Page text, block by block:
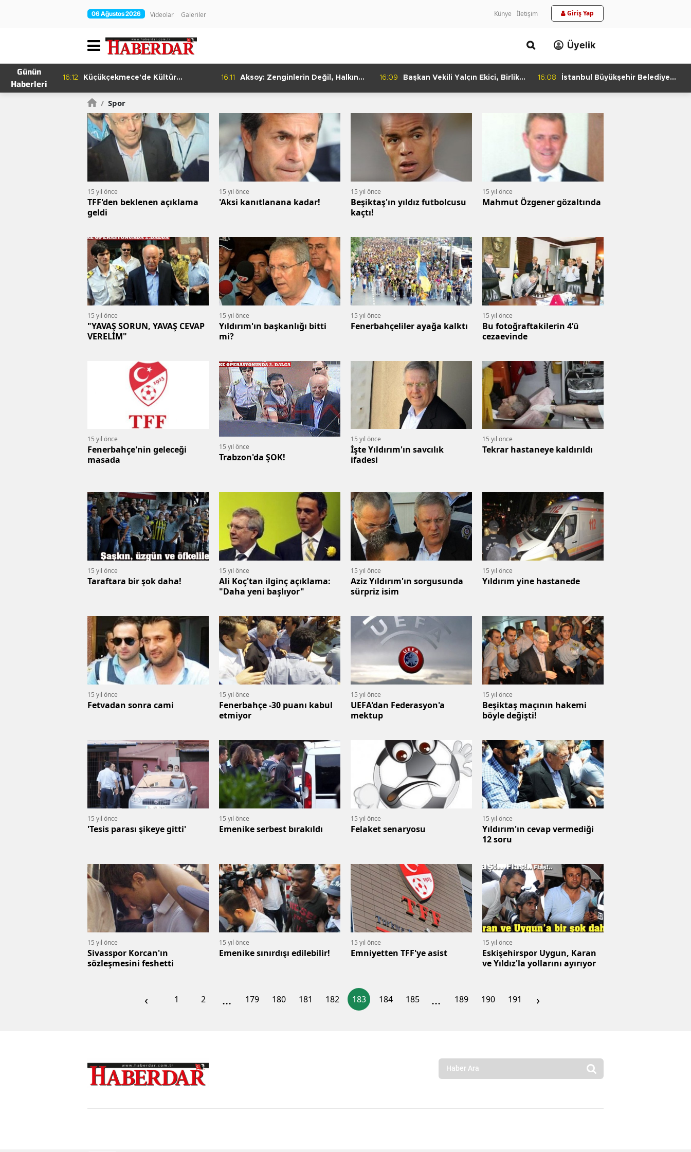
06 Ağustos 2026 Videolar Galeriler Künye İletişim Giriş Yap
Üyelik
Günün
Haberleri
16:12
Küçükçekmece'de Kültür
16:11
Aksoy: Zenginlerin Değil, Halkın
16:09
Başkan Vekili Yalçın Ekici, Birlikte
16:08
İstanbul Büyükşehir Belediye
/ Spor
15 yıl önce
TFF'den beklenen açıklama
geldi
15 yıl önce
'Aksi kanıtlanana kadar!
15 yıl önce
Beşiktaş'ın yıldız futbolcusu
kaçtı!
15 yıl önce
Mahmut Özgener gözaltında
15 yıl önce
"YAVAŞ SORUN, YAVAŞ CEVAP
VERELİM"
15 yıl önce
Yıldırım'ın başkanlığı bitti
mi?
15 yıl önce
Fenerbahçeliler ayağa kalktı
15 yıl önce
Bu fotoğraftakilerin 4’ü
cezaevinde
15 yıl önce
Fenerbahçe'nin geleceği
masada
15 yıl önce
Trabzon'da ŞOK!
15 yıl önce
İşte Yıldırım'ın savcılık
ifadesi
15 yıl önce
Tekrar hastaneye kaldırıldı
15 yıl önce
Taraftara bir şok daha!
15 yıl önce
Ali Koç'tan ilginç açıklama:
"Daha yeni başlıyor"
15 yıl önce
Aziz Yıldırım'ın sorgusunda
sürpriz isim
15 yıl önce
Yıldırım yine hastanede
15 yıl önce
Fetvadan sonra cami
15 yıl önce
Fenerbahçe -30 puanı kabul
etmiyor
15 yıl önce
UEFA'dan Federasyon'a
mektup
15 yıl önce
Beşiktaş maçının hakemi
böyle değişti!
15 yıl önce
'Tesis parası şikeye gitti'
15 yıl önce
Emenike serbest bırakıldı
15 yıl önce
Felaket senaryosu
15 yıl önce
Yıldırım'ın cevap vermediği
12 soru
15 yıl önce
Sivasspor Korcan'ın
sözleşmesini feshetti
15 yıl önce
Emenike sınırdışı edilebilir!
15 yıl önce
Emniyetten TFF'ye asist
15 yıl önce
Eskişehirspor Uygun, Karan
ve Yıldız'la yollarını ayırıyor
‹ 1 2 ... 179 180 181 182 183 184 185 ... 189 190 191 ›